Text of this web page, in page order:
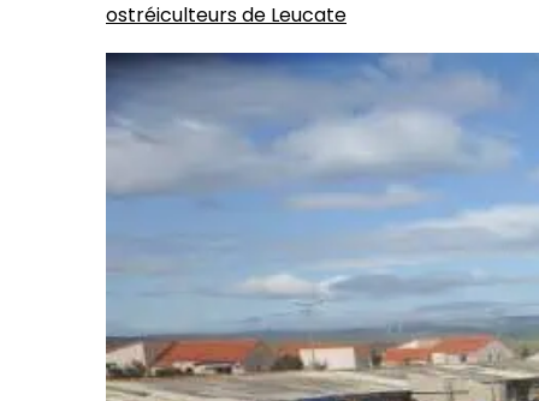
ostréiculteurs de Leucate